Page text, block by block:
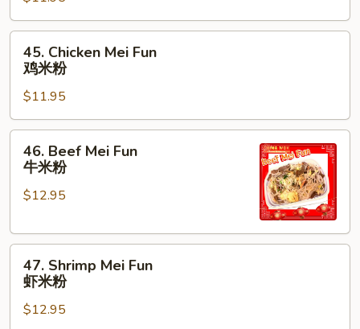
Fun
叉
45.
Chicken
Mei
Fun
鸡
米
45. Chicken Mei Fun
鸡米粉
$11.95
46.
Beef
Mei
Fun
米
46. Beef Mei Fun
牛米粉
$12.95
47.
Shrimp
Mei
Fun
47. Shrimp Mei Fun
虾米粉
$12.95